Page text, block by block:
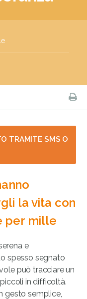
TRAMITE SMS O
la vita con
per mille
e
spesso segnato
può tracciare un
in difficoltà.
gesto semplice,